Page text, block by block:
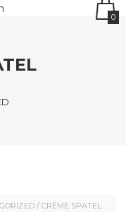
0
/ CRÈME SPATEL